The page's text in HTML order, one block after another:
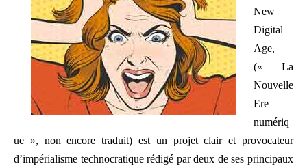
New
Digital
Age,
(« La
Nouvelle
Ere
numériq
ue », non encore traduit) est un projet clair et provocateur
d’impérialisme technocratique rédigé par deux de ses principaux